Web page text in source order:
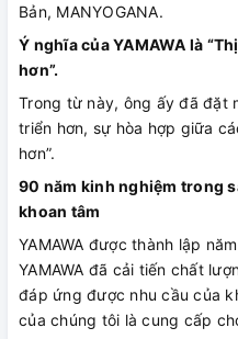
Bản, MANYOGANA.
Ý nghĩa của YAMAWA là
hơn”.
Trong từ này, ông ấy đã đặt
triển hơn, sự hòa hợp giữa
hơn”.
90 năm kinh nghiệm trong
khoan tâm
YAMAWA được thành lập
YAMAWA đã cải tiến chất
đáp ứng được nhu cầu của
của chúng tôi là cung cấp